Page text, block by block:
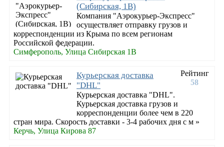
(Сибирская, 1В)
Компания "Аэрокурьер-Экспресс"
осуществляет отправку грузов и
корреспонденции из Крыма по всем регионам
Российской федерации.
Симферополь, Улица Сибирская 1В
Рейтинг
58
Курьерская доставка
"DHL"
Курьерская доставка "DHL".
Курьерская доставка грузов и
корреспонденции более чем в 220
стран мира. Скорость доставки - 3-4 рабочих дня с м »
Керчь, Улица Кирова 87